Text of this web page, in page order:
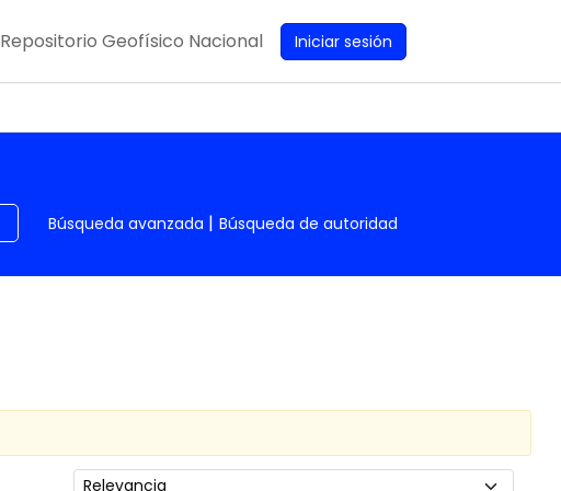
Repositorio Geofísico Nacional Iniciar sesión
Búsqueda avanzada Búsqueda de autoridad
Ordenar por: